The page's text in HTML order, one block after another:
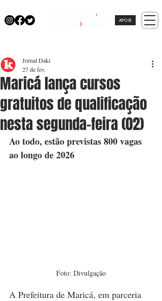
APOIE
Maricá lança cursos
gratuitos de qualificação
nesta segunda-feira (02)
Jornal Daki
27 de fev.
Ao todo, estão previstas 800 vagas
ao longo de 2026
Foto: Divulgação
A Prefeitura de Maricá, em parceria